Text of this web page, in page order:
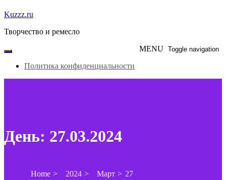
Skip
content
Kuzzz.ru
Творчество и ремесло
MENU Toggle navigation
Политика конфиденциальности
День: 27.03.2024
Home 2024 Март 27